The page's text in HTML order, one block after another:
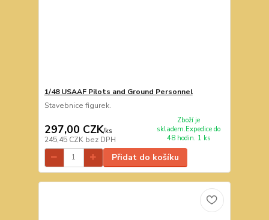
1/48 USAAF Pilots and Ground Personnel
Stavebnice figurek.
297,00 CZK/ks
245,45 CZK bez DPH
Zboží je
skladem.Expedice do
48 hodin. 1 ks
Přidat do košíku